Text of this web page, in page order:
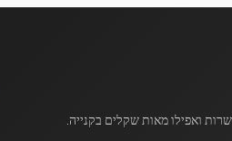
ואפילו מאות שקלים בקנייה.